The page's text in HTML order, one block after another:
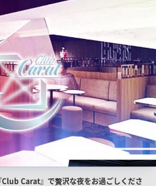
Carat』で贅沢な夜をお過ごしくださ